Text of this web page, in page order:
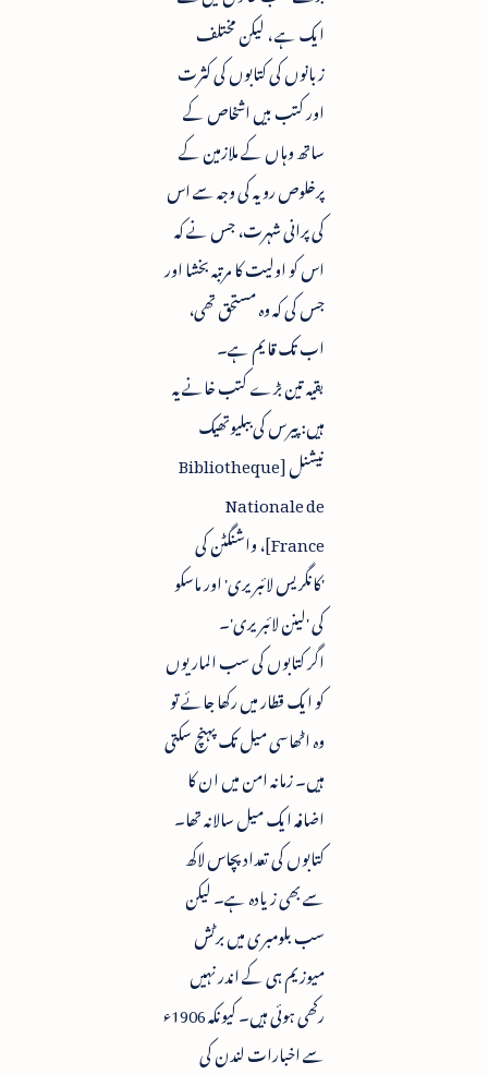
ایک ہے ، لیکن مختلف
زبانوں کی کتابوں کی کثرت
اور کتب بیں اشخاص کے
ساتھ وہاں کے ملازمین کے
پرخلوص رویہ کی وجہ سے اس
کی پرانی شہرت، جس نے کہ
اس کو اولیت کا مرتبہ بخشا اور
جس کی کہ وہ مستحق تھی،
اب تک قایم ہے۔
بقیہ تین بڑے کتب خانے یہ
ہیں: پیرس کی ببلیوتھیک
نیشنل [Bibliotheque
Nationale de
France]، واشنگٹن کی
'کانگریس لائبریری' اور ماسکو
کی 'لینن لائبریری'۔
اگر کتابوں کی سب الماریوں
کو ایک قطار میں رکھا جائے تو
وہ اٹھاسی میل تک پہنچ سکتی
ہیں۔ زمانہ امن میں ان کا
اضافہ ایک میل سالانہ تھا۔
کتابوں کی تعداد پچاس لاکھ
سے بھی زیادہ ہے۔ لیکن
سب بلومبری میں برٹش
میوزیم ہی کے اندر نہیں
رکھی ہوئی ہیں۔ کیونکہ 1906ء
سے اخبارات لندن کی